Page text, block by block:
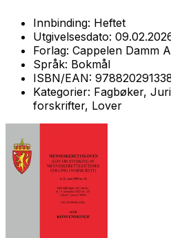
Innbinding: Heftet
Utgivelsesdato:
Forlag: Cappelen Damm
Språk: Bokmål
ISBN/EAN:
Kategorier: Fagbøker,
forskrifter, Lover